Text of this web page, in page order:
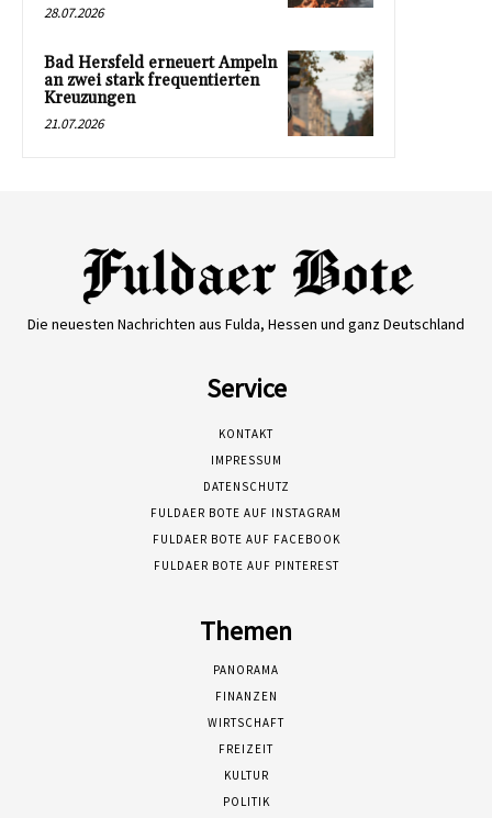
28.07.2026
Bad Hersfeld erneuert Ampeln
an zwei stark frequentierten
Kreuzungen
21.07.2026
Die neuesten Nachrichten aus Fulda, Hessen und ganz Deutschland
Service
KONTAKT
IMPRESSUM
DATENSCHUTZ
FULDAER BOTE AUF INSTAGRAM
FULDAER BOTE AUF FACEBOOK
FULDAER BOTE AUF PINTEREST
Themen
PANORAMA
FINANZEN
WIRTSCHAFT
FREIZEIT
KULTUR
POLITIK